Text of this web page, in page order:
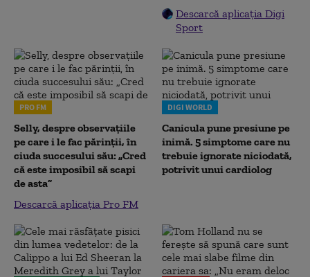
Descarcă aplicația Digi
Sport
PRO FM
Selly, despre observațiile
pe care i le fac părinții, în
ciuda succesului său: „Cred
că este imposibil să scapi
de asta”
Descarcă aplicația Pro FM
DIGI WORLD
Canicula pune presiune pe
inimă. 5 simptome care nu
trebuie ignorate niciodată,
potrivit unui cardiolog